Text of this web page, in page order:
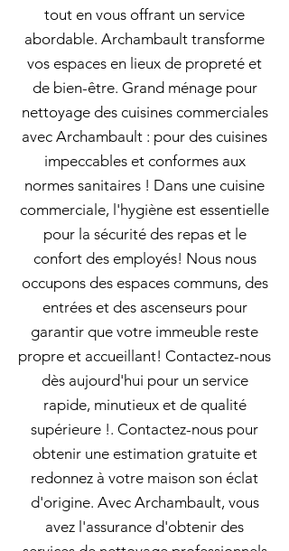
tout en vous offrant un service
abordable. Archambault transforme
vos espaces en lieux de propreté et
de bien-être. Grand ménage pour
nettoyage des cuisines commerciales
avec Archambault : pour des cuisines
impeccables et conformes aux
normes sanitaires ! Dans une cuisine
commerciale, l'hygiène est essentielle
pour la sécurité des repas et le
confort des employés! Nous nous
occupons des espaces communs, des
entrées et des ascenseurs pour
garantir que votre immeuble reste
propre et accueillant! Contactez-nous
dès aujourd'hui pour un service
rapide, minutieux et de qualité
supérieure !. Contactez-nous pour
obtenir une estimation gratuite et
redonnez à votre maison son éclat
d'origine. Avec Archambault, vous
avez l'assurance d'obtenir des